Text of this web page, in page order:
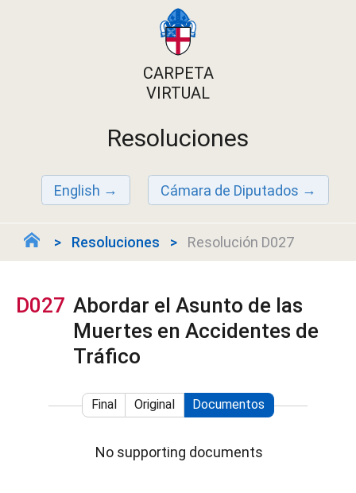
CARPETA
VIRTUAL
Resoluciones
English Cámara de Diputados
Resoluciones Resolución D027
D027 Abordar el Asunto de las
Muertes en Accidentes de
Tráfico
Final Original Documentos
No supporting documents